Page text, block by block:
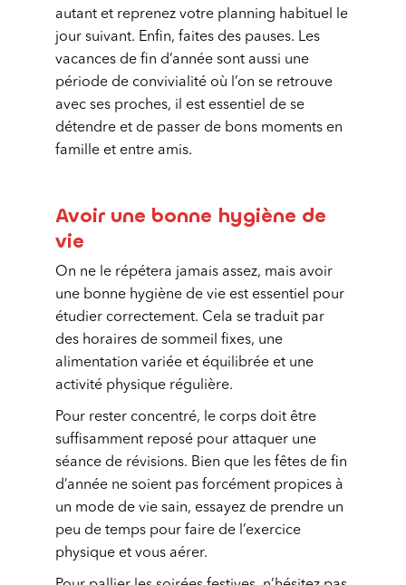
autant et reprenez votre planning habituel le
jour suivant. Enfin, faites des pauses. Les
vacances de fin d’année sont aussi une
période de convivialité où l’on se retrouve
avec ses proches, il est essentiel de se
détendre et de passer de bons moments en
famille et entre amis.
Avoir une bonne hygiène de
vie
On ne le répétera jamais assez, mais avoir
une bonne hygiène de vie est essentiel pour
étudier correctement. Cela se traduit par
des horaires de sommeil fixes, une
alimentation variée et équilibrée et une
activité physique régulière.
Pour rester concentré, le corps doit être
suffisamment reposé pour attaquer une
séance de révisions. Bien que les fêtes de fin
d’année ne soient pas forcément propices à
un mode de vie sain, essayez de prendre un
peu de temps pour faire de l’exercice
physique et vous aérer.